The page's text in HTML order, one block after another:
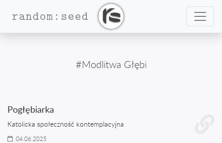
random:seed
#Modlitwa Głębi
Pogłębiarka
Katolicka społeczność kontemplacyjna
04.06.2025